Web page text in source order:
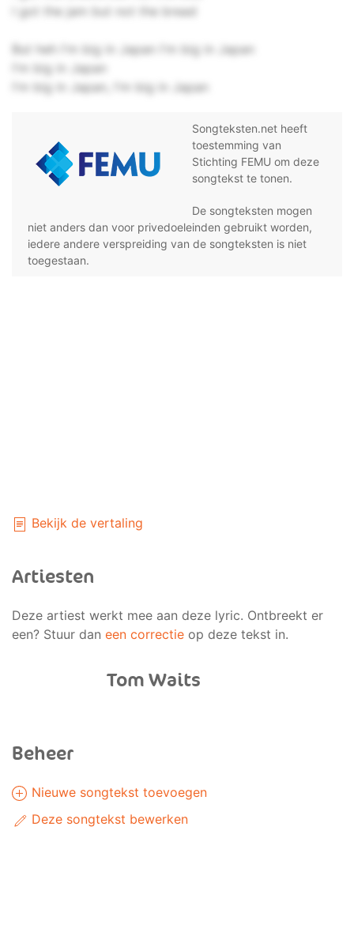
I got the jam but not the bread
But heh I'm big in Japan I'm big in Japan
I'm big in Japan
I'm big in Japan, I'm big in Japan
Songteksten.net heeft
toestemming van
Stichting FEMU om deze
songtekst te tonen.
De songteksten mogen
niet anders dan voor privedoeleinden gebruikt worden,
iedere andere verspreiding van de songteksten is niet
toegestaan.
Bekijk de vertaling
Artiesten
Deze artiest werkt mee aan deze lyric. Ontbreekt er
een? Stuur dan een correctie op deze tekst in.
Tom Waits
Beheer
Nieuwe songtekst toevoegen
Deze songtekst bewerken